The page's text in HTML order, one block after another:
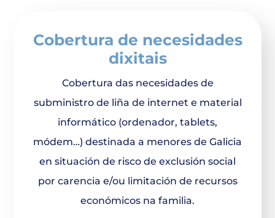
Cobertura de necesidades
dixitais
Cobertura das necesidades de
subministro de liña de internet e material
informático (ordenador, tablets,
módem…) destinada a menores de Galicia
en situación de risco de exclusión social
por carencia e/ou limitación de recursos
económicos na familia.